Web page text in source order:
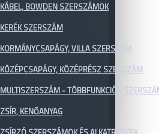
KÁBEL, BOWDEN SZERSZÁMOK
KERÉK SZERSZÁM
KORMÁNYCSAPÁGY, VILLA SZERSZÁM
KÖZÉPCSAPÁGY, KÖZÉPRÉSZ SZERSZÁM
MULTISZERSZÁM - TÖBBFUNKCIÓS
ZSÍR, KENŐANYAG